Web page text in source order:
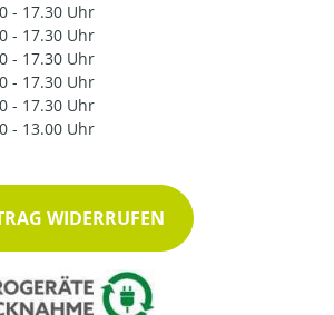
- 17.30 Uhr
- 17.30 Uhr
- 17.30 Uhr
- 17.30 Uhr
- 17.30 Uhr
- 13.00 Uhr
WIDERRUFEN